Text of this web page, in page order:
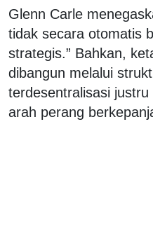
Glenn Carle
tidak secara otomatis
strategis.” Bahkan,
dibangun melalui
terdesentralisasi
arah perang